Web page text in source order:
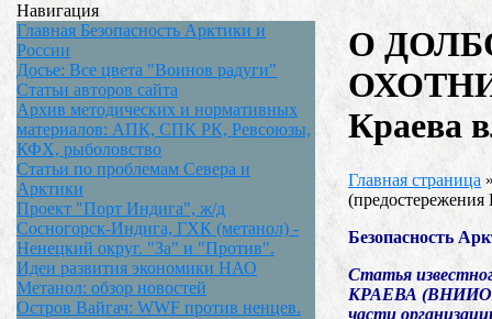
Навигация
Главная Безопасность Арктики и
России
Досье: Все цвета "Воинов радуги"
Статьи авторов сайта
Архив методических и нормативных
материалов: АПК, СПК РК, Ревсоюзы,
КФХ, рыболовство
Статьи по проблемам Севера и
Арктики
Проект "Порт Индига", ж/д
Сосногорск-Индига, ГХК (метанол) -
Ненецкий округ. "За" и "Против".
Идеи развития экономики НАО
Метанол: обзор новостей
Остров Вайгач: WWF против ненцев.
О
Краева
Главная страница
Безопасность
Статья
КРАЕВА (ВНИИОЗ,
части